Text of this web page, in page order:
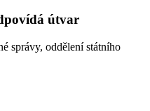
útvar
správy, oddělení státního